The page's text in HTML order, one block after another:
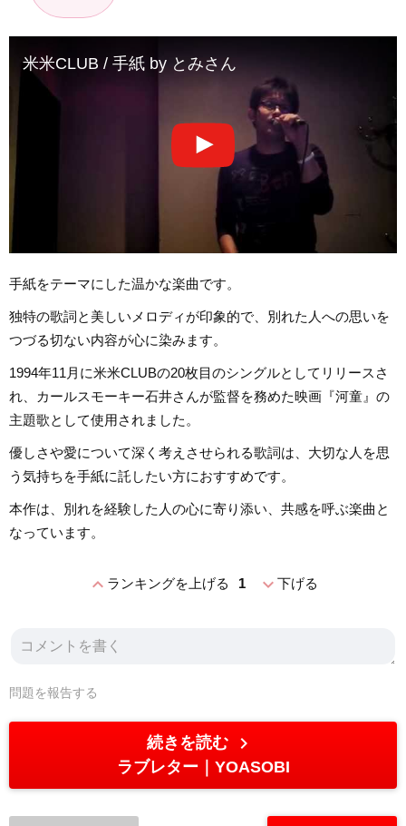
米米CLUB / 手紙 by とみさん
手紙をテーマにした温かな楽曲です。
独特の歌詞と美しいメロディが印象的で、別れた人への思いを
つづる切ない内容が心に染みます。
1994年11月に米米CLUBの20枚目のシングルとしてリリースさ
れ、カールスモーキー石井さんが監督を務めた映画『河童』の
主題歌として使用されました。
優しさや愛について深く考えさせられる歌詞は、大切な人を思
う気持ちを手紙に託したい方におすすめです。
本作は、別れを経験した人の心に寄り添い、共感を呼ぶ楽曲と
なっています。
expand_lessランキングを上げる 1 expand_more下げる
問題を報告する
続きを読む chevron_right
ラブレター YOASOBI